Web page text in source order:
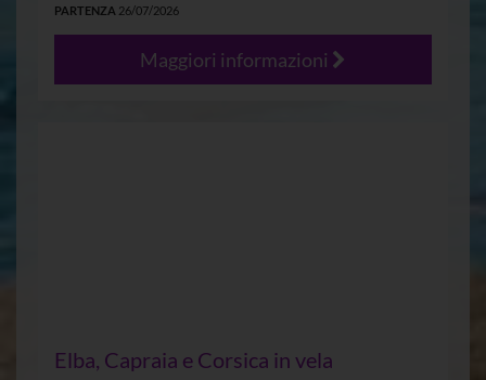
PARTENZA 26/07/2026
Maggiori informazioni
Elba, Capraia e Corsica in vela